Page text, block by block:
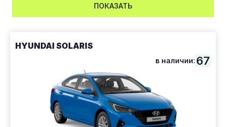
ПОКАЗАТЬ
HYUNDAI SOLARIS
в наличии: 67